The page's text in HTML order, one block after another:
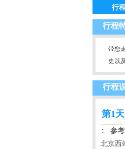
行
行程
带您
史以
行程
第1天
: 参考
北京西